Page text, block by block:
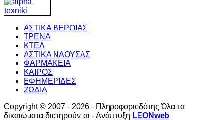
ΑΣΤΙΚΑ ΒΕΡΟΙΑΣ
ΤΡΕΝΑ
ΚΤΕΛ
ΑΣΤΙΚΑ ΝΑΟΥΣΑΣ
ΦΑΡΜΑΚΕΙΑ
ΚΑΙΡΟΣ
ΕΦΗΜΕΡΙΔΕΣ
ΖΩΔΙΑ
Copyright © 2007 - 2026 - Πληροφοριοδότης Όλα τα
δικαιώματα διατηρούνται - Ανάπτυξη LEONweb